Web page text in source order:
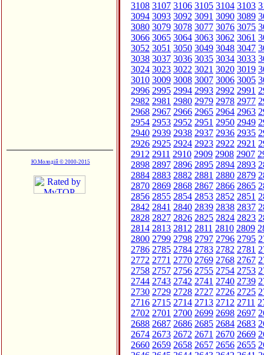
Ю.Молодій © 2000-2015
3108 3107 3106 3105 3104 3103
3094 3093 3092 3091 3090 3089
3080 3079 3078 3077 3076 3075
3066 3065 3064 3063 3062 3061
3052 3051 3050 3049 3048 3047
3038 3037 3036 3035 3034 3033
3024 3023 3022 3021 3020 3019
3010 3009 3008 3007 3006 3005
2996 2995 2994 2993 2992 2991
2982 2981 2980 2979 2978 2977
2968 2967 2966 2965 2964 2963
2954 2953 2952 2951 2950 2949
2940 2939 2938 2937 2936 2935
2926 2925 2924 2923 2922 2921
2912 2911 2910 2909 2908 2907
2898 2897 2896 2895 2894 2893
2884 2883 2882 2881 2880 2879
2870 2869 2868 2867 2866 2865
2856 2855 2854 2853 2852 2851
2842 2841 2840 2839 2838 2837
2828 2827 2826 2825 2824 2823
2814 2813 2812 2811 2810 2809
2800 2799 2798 2797 2796 2795
2786 2785 2784 2783 2782 2781
2772 2771 2770 2769 2768 2767
2758 2757 2756 2755 2754 2753
2744 2743 2742 2741 2740 2739
2730 2729 2728 2727 2726 2725
2716 2715 2714 2713 2712 2711
2702 2701 2700 2699 2698 2697
2688 2687 2686 2685 2684 2683
2674 2673 2672 2671 2670 2669
2660 2659 2658 2657 2656 2655